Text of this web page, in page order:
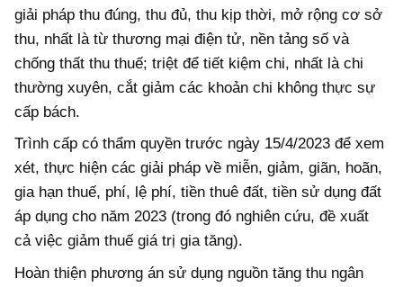
giải pháp thu đúng, thu đủ, thu kịp thời, mở rộng cơ sở
thu, nhất là từ thương mại điện tử, nền tảng số và
chống thất thu thuế; triệt để tiết kiệm chi, nhất là chi
thường xuyên, cắt giảm các khoản chi không thực sự
cấp bách.
Trình cấp có thẩm quyền trước ngày 15/4/2023 để xem
xét, thực hiện các giải pháp về miễn, giảm, giãn, hoãn,
gia hạn thuế, phí, lệ phí, tiền thuê đất, tiền sử dụng đất
áp dụng cho năm 2023 (trong đó nghiên cứu, đề xuất
cả việc giảm thuế giá trị gia tăng).
Hoàn thiện phương án sử dụng nguồn tăng thu ngân